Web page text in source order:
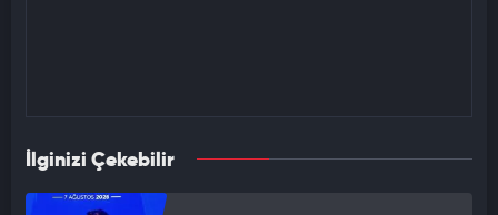
İlginizi Çekebilir